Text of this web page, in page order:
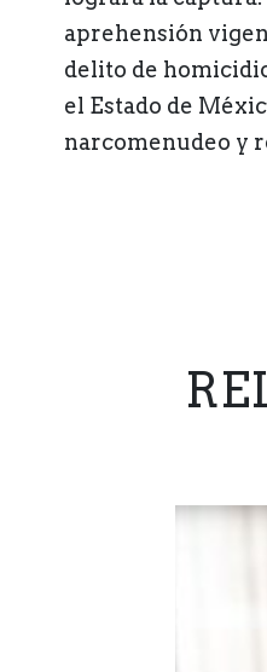
aprehensión
delito de
el Estado de
narcomenudeo y